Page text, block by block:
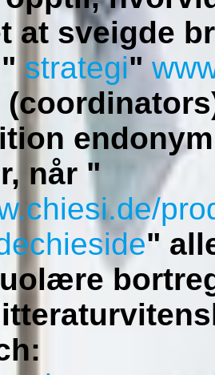
at sveigde
strategi"
når "
"